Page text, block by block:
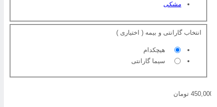
مشکی
انتخاب گارانتی و بیمه ( اختیاری )
هیچکدام
سیما گارانتی
تومان